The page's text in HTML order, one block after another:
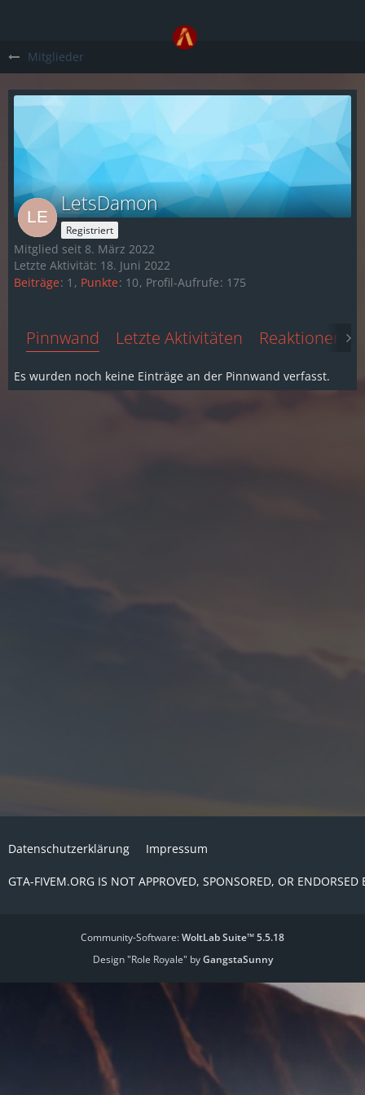
Mitglieder
LetsDamon
Registriert
Mitglied seit 8. März 2022
Letzte Aktivität: 18. Juni 2022
Beiträge 1 Punkte 10 Profil-Aufrufe 175
Pinnwand Letzte Aktivitäten Reaktionen
Es wurden noch keine Einträge an der Pinnwand verfasst.
Datenschutzerklärung Impressum
GTA-FIVEM.ORG IS NOT APPROVED, SPONSORED, OR ENDORSED
Community-Software:WoltLab Suite™ 5.5.18
Design "Role Royale" byGangstaSunny